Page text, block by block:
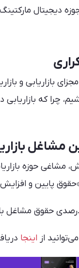
بازاریابی و
چرا که
مشاغل
مشاغی حوزه
پایین و
از اینجا